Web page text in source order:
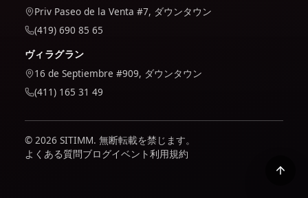
Priv Paseo de la Venta #7, ダウンタウン
(419) 690 85 65
ヴィラグラン
16 de Septiembre #909, ダウンタウン
(411) 165 31 49
© 2026 SITIMM. 無断転載を禁じます。
よくある質問ブログイベント利用規約